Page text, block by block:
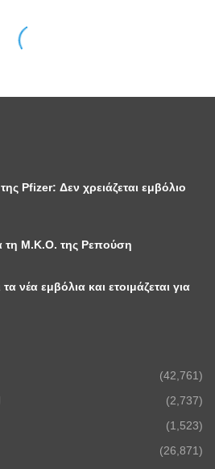
Pfizer: Δεν χρειάζεται εμβόλιο
τη Μ.Κ.Ο. της Ρεπούση
νέα εμβόλια και ετοιμάζεται για
(42,761)
(2,737)
(1,523)
(26,871)